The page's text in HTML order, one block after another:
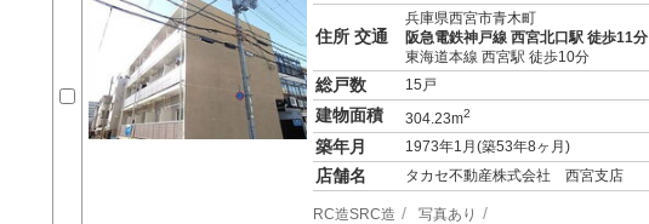
住所 交通
兵庫県西宮市青木町
阪急電鉄神戸線 西宮北口駅 徒歩11分
東海道本線 西宮駅 徒歩10分
総戸数 15戸
建物面積 304.23m2
築年月 1973年1月(築53年8ヶ月)
店舗名 タカセ不動産株式会社 西宮支店
RC造SRC造 写真あり